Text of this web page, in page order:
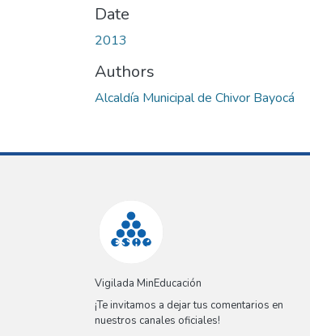
Date
2013
Authors
Alcaldía Municipal de Chivor Bayocá
Vigilada MinEducación
¡Te invitamos a dejar tus comentarios en
nuestros canales oficiales!